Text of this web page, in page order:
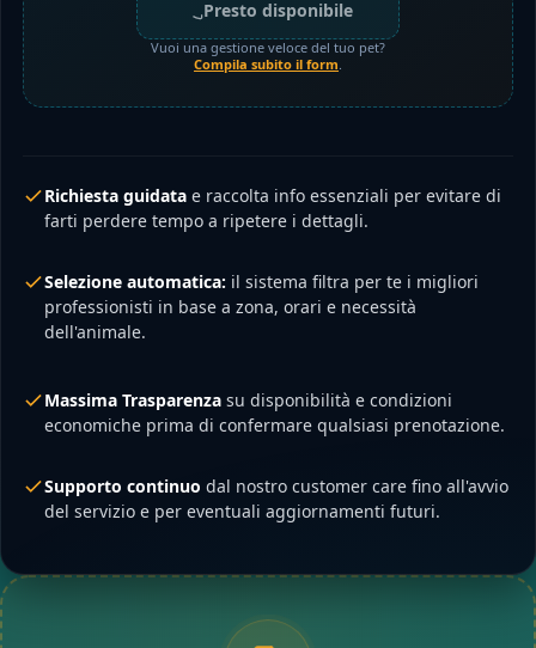
Presto disponibile
Vuoi una gestione veloce del tuo pet?
Compila subito il form.
Richiesta guidata e raccolta info essenziali per evitare di
farti perdere tempo a ripetere i dettagli.
Selezione automatica: il sistema filtra per te i migliori
professionisti in base a zona, orari e necessità
dell'animale.
Massima Trasparenza su disponibilità e condizioni
economiche prima di confermare qualsiasi prenotazione.
Supporto continuo dal nostro customer care fino all'avvio
del servizio e per eventuali aggiornamenti futuri.